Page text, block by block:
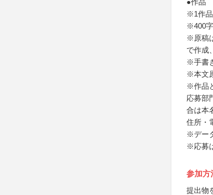
●作品
※1作品
※400
※原稿
で作成
※手書
※本文
※作品
応募部
合は本
住所・
※デー
※応募
参加方
提出物